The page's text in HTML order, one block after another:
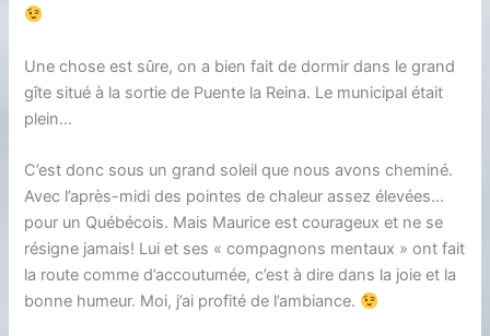
Une chose est sûre, on a bien fait de dormir dans le grand
gîte situé à la sortie de Puente la Reina. Le municipal était
plein…
C’est donc sous un grand soleil que nous avons cheminé.
Avec l’après-midi des pointes de chaleur assez élevées…
pour un Québécois. Mais Maurice est courageux et ne se
résigne jamais! Lui et ses « compagnons mentaux » ont fait
la route comme d’accoutumée, c’est à dire dans la joie et la
bonne humeur. Moi, j’ai profité de l’ambiance.